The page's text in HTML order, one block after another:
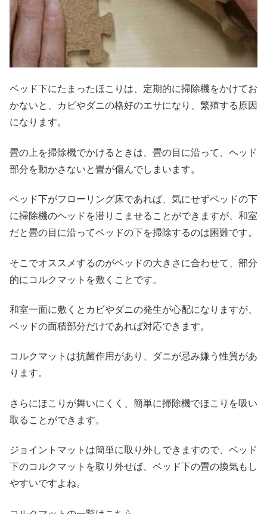
ベッド下にたまったほこりは、定期的に掃除機をかけてお
かないと、カビやダニの格好のエサになり、繁殖する原因
になります。
畳の上を掃除機でかけるときは、畳の目に沿って、ヘッド
部分を動かさないと畳が傷んでしまいます。
ベッド下がフローリング床であれば、気にせずベッドの下
に掃除機のヘッドを潜りこませることができますが、和室
だと畳の目に沿ってベッドの下を掃除するのは困難です。
そこでオススメするのがベッドの大きさに合わせて、部分
的にコルクマットを敷くことです。
和室一面に敷くとカビやダニの発生が心配になりますが、
ベッドの面積部分だけであれば対応できます。
コルクマットは抗菌作用があり、ダニが忌み嫌う性質があ
ります。
さらにほこりが舞いにくく、簡単に掃除機でほこりを吸い
取ることができます。
ジョイントマットは簡単に取り外しできますので、ベッド
下のコルクマットを取り外せば、ベッド下の畳の換気もし
やすいですよね。